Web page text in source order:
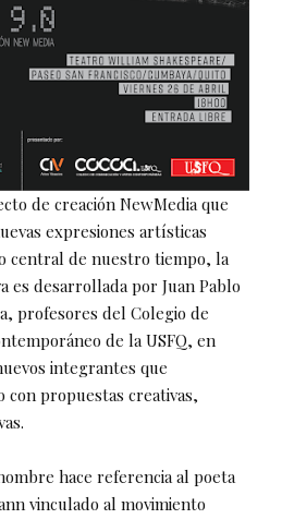
de creación NewMedia que
expresiones artísticas
central de nuestro tiempo, la
es desarrollada por Juan Pablo
profesores del Colegio de
de la USFQ, en
integrantes que
propuestas creativas,
hace referencia al poeta
vinculado al movimiento